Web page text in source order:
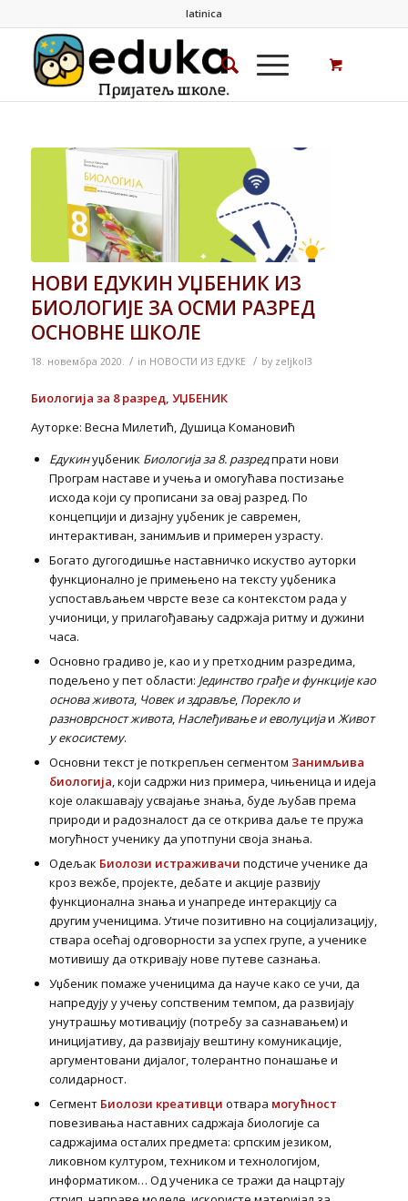
latinica
НОВИ ЕДУКИН УЏБЕНИК ИЗ
БИОЛОГИЈЕ ЗА ОСМИ РАЗРЕД
ОСНОВНЕ ШКОЛЕ
18. новембра 2020. / in НОВОСТИ ИЗ ЕДУКЕ / by zeljkol3
Биологија за 8 разред, УЏБЕНИК
Ауторке: Весна Милетић, Душица Комановић
Едукинуџбеник Биологија за 8. разредпрати нови
Програм наставе и учења и омогућава постизање
исхода који су прописани за овај разред. По
концепцији и дизајну уџбеник је савремен,
интерактиван, занимљив и примерен узрасту.
Богато дугогодишње наставничко искуство ауторки
функционално је примењено на тексту уџбеника
успостављањем чврсте везе са контекстом рада у
учионици, у прилагођавању садржаја ритму и дужини
часа.
Основно градиво је, као и у претходним разредима,
подељено у пет области: Јединство грађе и функције као
основа живота, Човек и здравље, Порекло и
разноврсност живота, Наслеђивање и еволуцијаи Живот
у екосистему.
Основни текст је поткрепљен сегментом Занимљива
биологија, који садржи низ примера, чињеница и идеја
које олакшавају усвајање знања, буде љубав према
природи и радозналост да се открива даље те пружа
могућност ученику да употпуни своја знања.
Одељак Биолози истраживачи подстиче ученике да
кроз вежбе, пројекте, дебате и акције развију
функционална знања и унапреде интеракцију са
другим ученицима. Утиче позитивно на социјализацију,
ствара осећај одговорности за успех групе, а ученике
мотивишу да откривају нове путеве сазнања.
Уџбеник помаже ученицима да науче како се учи, да
напредују у учењу сопственим темпом, да развијају
унутрашњу мотивацију (потребу за сазнавањем) и
иницијативу, да развијају вештину комуникације,
аргументовани дијалог, толерантно понашање и
солидарност.
СегментБиолози креативци отвара могућност
повезивања наставних садржаја биологије са
садржајима осталих предмета: српским језиком,
ликовном културом, техником и технологијом,
информатиком… Од ученика се тражи да нацртају